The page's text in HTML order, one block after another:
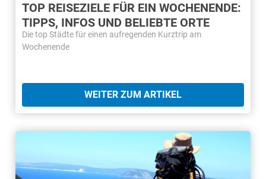
TOP REISEZIELE FÜR EIN WOCHENENDE:
TIPPS, INFOS UND BELIEBTE ORTE
Die top Städte für einen aufregenden Kurztrip am
Wochenende
WEITER ZUM ARTIKEL